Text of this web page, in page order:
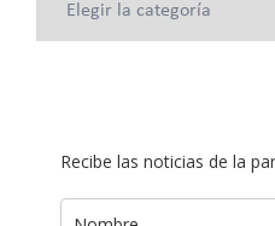
Recibe las noticias de la